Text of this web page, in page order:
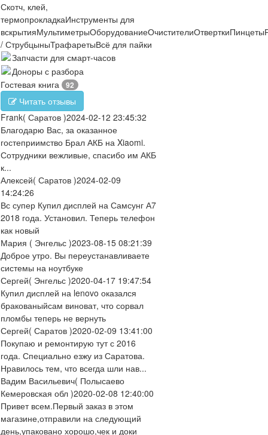
Скотч, клей,
термопрокладкаИнструменты для
вскрытияМультиметрыОборудованиеОчистителиОтверткиПинцеты
/ СтрубцыныТрафаретыВсё для пайки
Запчасти для смарт-часов
Доноры с разбора
Гостевая книга
92
Читать отзывы
Frank( Саратов )2024-02-12 23:45:32
Благодарю Вас, за оказанное
гостеприимство Брал АКБ на Xiaomi.
Сотрудники вежливые, спасибо им АКБ
к...
Алексей( Саратов )2024-02-09
14:24:26
Вс супер Купил дисплей на Самсунг А7
2018 года. Установил. Теперь телефон
как новый
Мария ( Энгельс )2023-08-15 08:21:39
Доброе утро. Вы переустанавливаете
системы на ноутбуке
Сергей( Энгельс )2020-04-17 19:47:54
Купил дисплей на lenovo оказался
бракованыйсам виноват, что сорвал
пломбы теперь не вернуть
Сергей( Саратов )2020-02-09 13:41:00
Покупаю и ремонтирую тут с 2016
года. Специально езжу из Саратова.
Нравилось тем, что всегда шли нав...
Вадим Васильевич( Полысаево
Кемеровская обл )2020-02-08 12:40:00
Привет всем.Первый заказ в этом
магазине,отправили на следующий
день,упаковано хорошо,чек и доки